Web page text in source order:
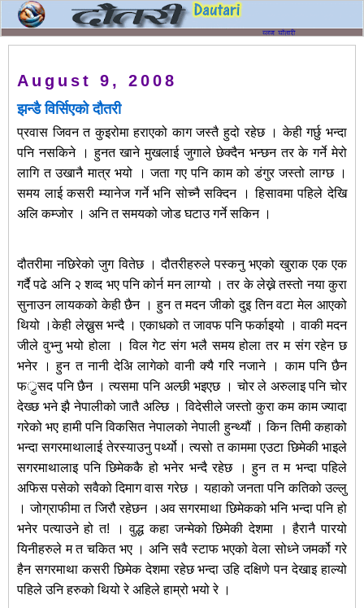
August 9, 2008
झन्डै विर्सिएको दौतरी
प्रवास जिवन त कुइरोमा हराएको काग जस्तै हुदो रहेछ । केही गर्छु भन्दा
पनि नसकिने । हुनत खाने मुखलाई जुगाले छेक्दैन भन्छन तर के गर्ने मेरो
लागि त उखानै मात्र भयो । जता गए पनि काम को डंगुर जस्तो लाग्छ ।
समय लाई कसरी म्यानेज गर्ने भनि सोच्नै सक्दिन । हिसावमा पहिले देखि
अलि कम्जोर । अनि त समयको जोड घटाउ गर्ने सकिन ।
दौतरीमा नछिरेको जुग वितेछ । दौतरीहरुले पस्कनु भएको खुराक एक एक
गर्दै पढे अनि २ शव्द भए पनि कोर्न मन लाग्यो । तर के लेख्ने तस्तो नया कुरा
सुनाउन लायकको केही छैन । हुन त मदन जीको दुइ तिन वटा मेल आएको
थियो ।केही लेख्नुस भन्दै । एकाधको त जावफ पनि फर्काइयो । वाकी मदन
जीले वुभ्नु भयो होला । विल गेट संग भलै समय होला तर म संग रहेन छ
भनेर । हुन त नानी देअि लागेको वानी क्यै गरि नजाने । काम पनि छैन
फर्ुसद पनि छैन । त्यसमा पनि अल्छी भइएछ । चोर ले अरुलाइ पनि चोर
देख्छ भने झै नेपालीको जातै अल्छि । विदेसीले जस्तो कुरा कम काम ज्यादा
गरेको भए हामी पनि विकसित नेपालको नेपाली हुन्थ्यौं । किन तिमी कहाको
भन्दा सगरमाथालाई तेरस्याउनु पर्थ्यो। त्यसो त काममा एउटा छिमेकी भाइले
सगरमाथालाइ पनि छिमेककै हो भनेर भन्दै रहेछ । हुन त म भन्दा पहिले
अफिस पसेको सवैको दिमाग वास गरेछ । यहाको जनता पनि कतिको उल्लु
। जोग्राफीमा त जिरौ रहेछन ।अव सगरमाथा छिमेकको भनि भन्दा पनि हो
भनेर पत्याउने हो त! । वुद्ध कहा जन्मेको छिमेकी देशमा । हैरानै पारयो
यिनीहरुले म त चकित भए । अनि सवै स्टाफ भएको वेला सोध्ने जमर्को गरे
हैन सगरमाथा कसरी छिमेक देशमा रहेछ भन्दा उहि दक्षिणे पन देखाइ हाल्यो
पहिले उनि हरुको थियो रे अहिले हाम्रो भयो रे ।